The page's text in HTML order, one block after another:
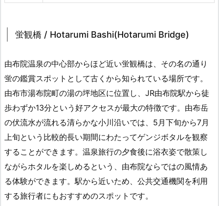
蛍観橋 / Hotarumi Bashi(Hotarumi Bridge)
由布院温泉の中心部からほど近い蛍観橋は、その名の通り
蛍の鑑賞スポットとして古くから知られている場所です。
由布市湯布院町の湯の坪地区に位置し、JR由布院駅から徒
歩わずか13分という好アクセスが最大の特徴です。由布岳
の伏流水が流れる清らかな小川沿いでは、5月下旬から7月
上旬という比較的長い期間にわたってゲンジボタルを観察
することができます。温泉旅行の夕食後に浴衣姿で散策し
ながらホタルを楽しめるという、由布院ならではの風情あ
る体験ができます。駅から近いため、公共交通機関を利用
する旅行者にもおすすめのスポットです。